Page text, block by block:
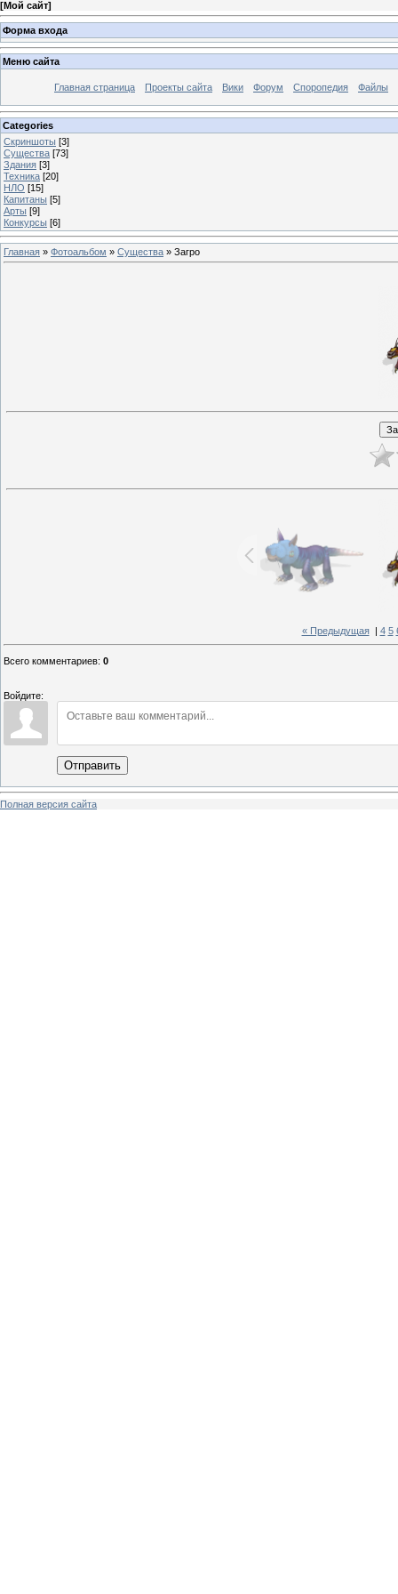
[Мой сайт]
Форма входа
Меню сайта
Главная страница Проекты сайта Вики Форум Споропедия Файлы
Categories
Скриншоты [3]
Существа [73]
Здания [3]
Техника [20]
НЛО [15]
Капитаны [5]
Арты [9]
Конкурсы [6]
Главная » Фотоальбом » Существа » Загро
« Предыдущая| 4 5
Всего комментариев: 0
Войдите:
Отправить
Полная версия сайта